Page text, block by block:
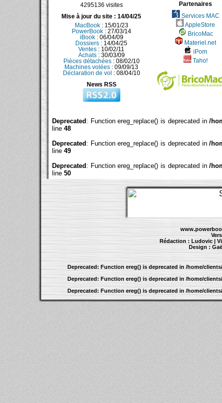
4295136 visites
Mise à jour du site : 14/04/25
MacBook: 15/01/23
PowerBook: 27/03/14
iBook: 06/04/09
Dossiers : 14/04/25
Ventes : 10/02/11
Achats: 30/03/09
Pièces détachées: 08/02/10
Machines volées : 09/09/13
Déclaration de vol : 08/04/10
News RSS
Partenaires
Services MAC
AppleStore
BricoMac
Materiel.net
iPom
Taho!
Deprecated : Function ereg_replace() is deprecated in/
line 48
Deprecated : Function ereg_replace() is deprecated in/
line 49
Deprecated : Function ereg_replace() is deprecated in/
line 50
Rédaction : Ludovic|
Design :
Deprecated: Function ereg() is deprecated in /home/
Deprecated: Function ereg() is deprecated in /home/
Deprecated: Function ereg() is deprecated in /home/